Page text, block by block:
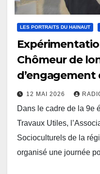
LES PORTRAITS DU HAINAUT
Chômeur de
d’engagement
valenciennois
12 MAI 2026
Dans le cadre de la 9e
Travaux Utiles,
Socioculturels de la
organisé une journée